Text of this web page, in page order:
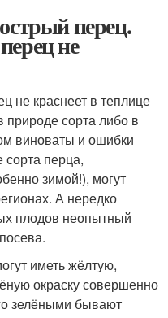
перец.
не
не краснеет в теплице
природе сорта либо в
виноваты и ошибки
сорта перца,
зимой!), могут
А нередко
плодов неопытный
иметь жёлтую,
окраску совершенно
зелёными бывают